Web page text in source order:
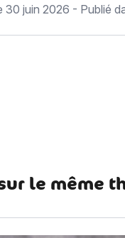
30 juin 2026 - Publié
Lisse : histoire,
le même